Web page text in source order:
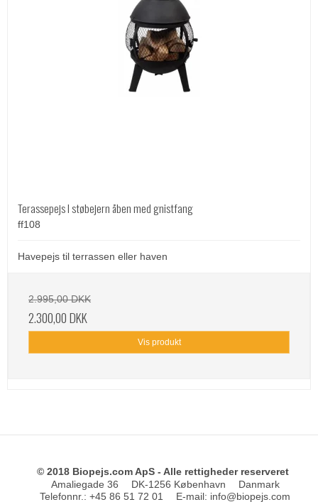
Terassepejs I støbejern åben med gnistfang
ff108
Havepejs til terrassen eller haven
2.995,00 DKK
2.300,00 DKK
Vis produkt
© 2018 Biopejs.com ApS - Alle rettigheder reserveret
Amaliegade 36
DK-1256 København
Danmark
Telefonnr.: +45 86 51 72 01 E-mail: info@biopejs.com